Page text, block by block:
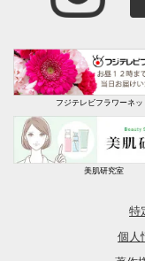
フジテレビフラワーネッ
美肌研究室
特
個人